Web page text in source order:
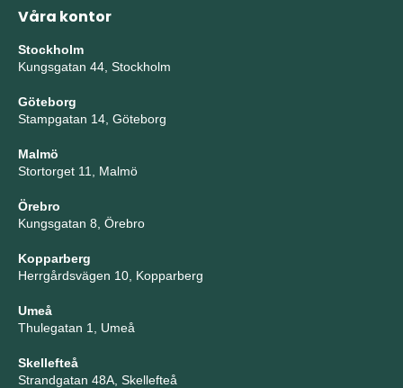
Våra kontor
Stockholm
Kungsgatan 44, Stockholm
Göteborg
Stampgatan 14, Göteborg
Malmö
Stortorget 11, Malmö
Örebro
Kungsgatan 8, Örebro
Kopparberg
Herrgårdsvägen 10, Kopparberg
Umeå
Thulegatan 1, Umeå
Skellefteå
Strandgatan 48A, Skellefteå